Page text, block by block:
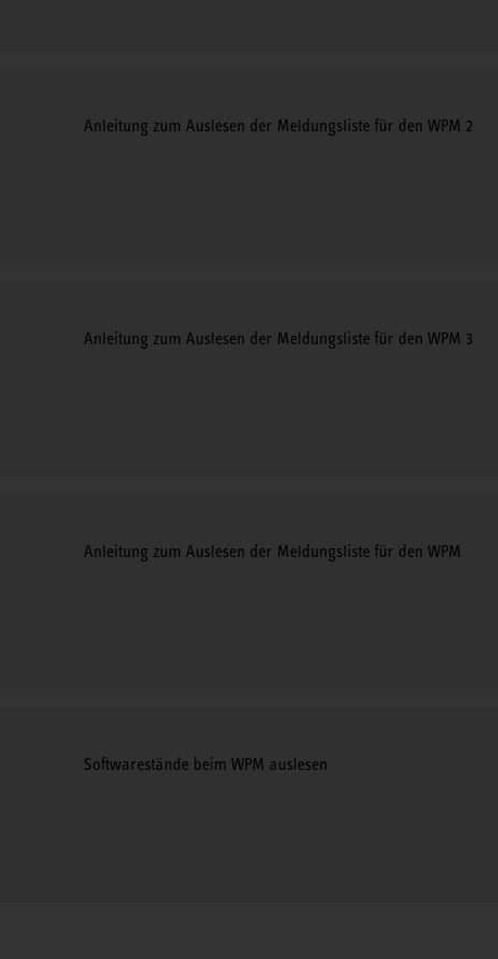
Anleitung zum Auslesen der Meldungsliste für den WPM 2
Anleitung zum Auslesen der Meldungsliste für den WPM 3
Anleitung zum Auslesen der Meldungsliste für den WPM
Softwarestände beim WPM auslesen